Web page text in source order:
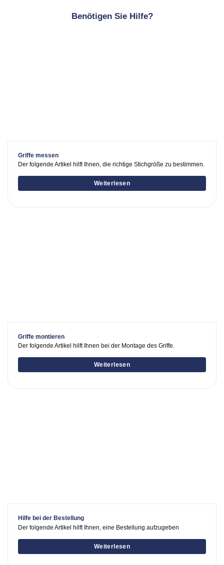
Benötigen Sie Hilfe?
Griffe messen
Der folgende Artikel hilft Ihnen, die richtige Stichgröße zu bestimmen.
Weiterlesen
Griffe montieren
Der folgende Artikel hilft Ihnen bei der Montage des Griffe.
Weiterlesen
Hilfe bei der Bestellung
Der folgende Artikel hilft Ihnen, eine Bestellung aufzugeben
Weiterlesen